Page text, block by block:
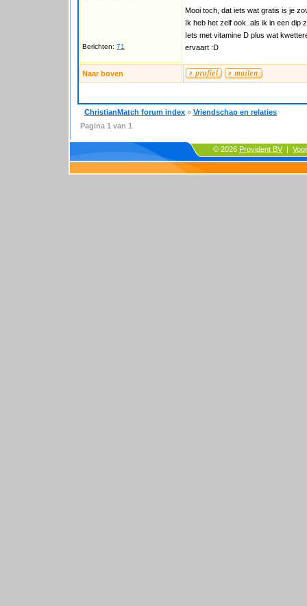
Berichten: 71
Mooi toch, dat iets wat gratis is je
Ik heb het zelf ook..als ik in een dip
Iets met vitamine D plus wat
ervaart :D
Naar boven
ChristianMatch forum index » Vriendschap en relaties
Pagina 1 van 1
© 2026 Provident BV |